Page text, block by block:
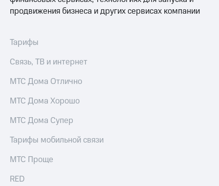
продвижения бизнеса и других сервисах компании
Тарифы
Связь, ТВ и интернет
МТС Дома Отлично
МТС Дома Хорошо
МТС Дома Супер
Тарифы мобильной связи
МТС Проще
RED